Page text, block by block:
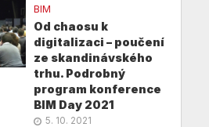
BIM
Od chaosu k
digitalizaci – poučení
ze skandinávského
trhu. Podrobný
program konference
BIM Day 2021
5. 10. 2021